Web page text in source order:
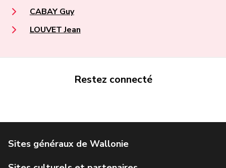
CABAY Guy
LOUVET Jean
Restez connecté